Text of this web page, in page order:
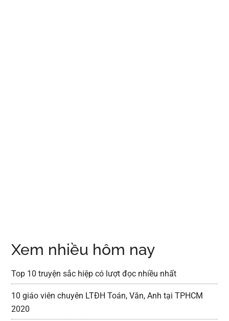
Xem nhiều hôm nay
Top 10 truyện sắc hiệp có lượt đọc nhiều nhất
10 giáo viên chuyên LTĐH Toán, Văn, Anh tại TPHCM
2020